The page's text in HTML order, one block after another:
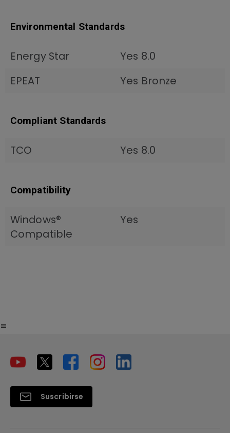
Environmental Standards
Energy Star
Yes 8.0
EPEAT
Yes Bronze
Compliant Standards
TCO Yes 8.0
Compatibility
Windows®
Compatible
Yes
=
Suscribirse